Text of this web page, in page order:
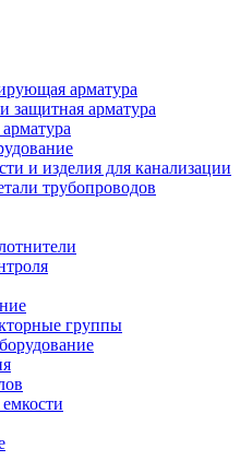
арматура
защитная арматура
и изделия для канализации
трубопроводов
группы